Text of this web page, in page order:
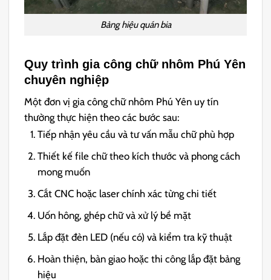
Bảng hiệu quán bia
Quy trình gia công chữ nhôm Phú Yên
chuyên nghiệp
Một đơn vị gia công chữ nhôm Phú Yên uy tín
thường thực hiện theo các bước sau:
Tiếp nhận yêu cầu và tư vấn mẫu chữ phù hợp
Thiết kế file chữ theo kích thước và phong cách
mong muốn
Cắt CNC hoặc laser chính xác từng chi tiết
Uốn hông, ghép chữ và xử lý bề mặt
Lắp đặt đèn LED (nếu có) và kiểm tra kỹ thuật
Hoàn thiện, bàn giao hoặc thi công lắp đặt bảng
hiệu